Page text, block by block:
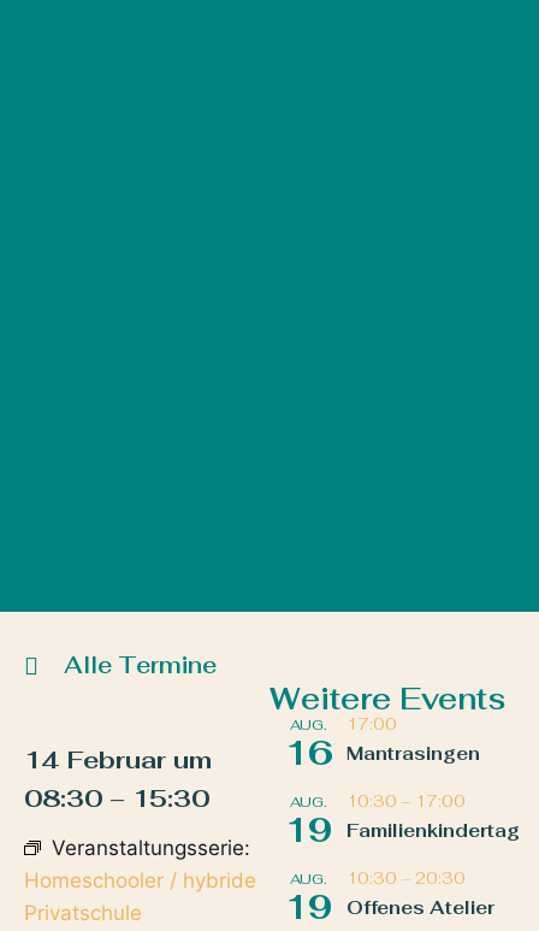
Alle Termine
14 Februar um
08:30 – 15:30
Veranstaltungsserie:
Homeschooler / hybride
Privatschule
Weitere Events
AUG.
16
17:00
Mantrasingen
AUG.
19
10:30 – 17:00
Familienkindertag
AUG.
19
10:30 – 20:30
Offenes Atelier